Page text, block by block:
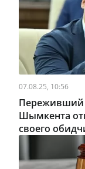
07.08.25, 10:56
Переживший
Шымкента
своего